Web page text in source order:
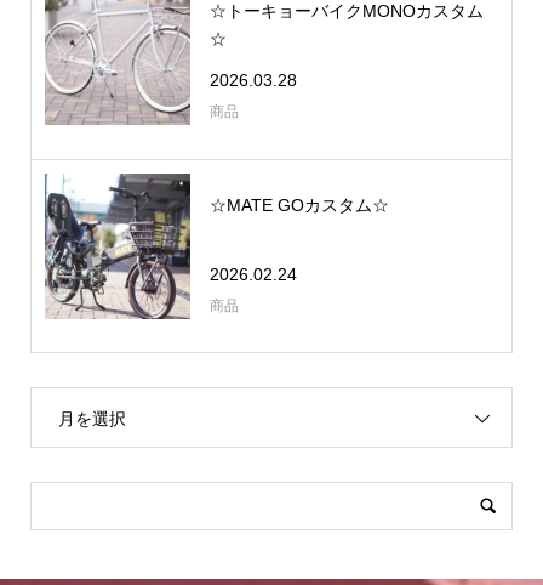
☆トーキョーバイクMONOカスタム
☆
2026.03.28
商品
☆MATE GOカスタム☆
2026.02.24
商品
月を選択